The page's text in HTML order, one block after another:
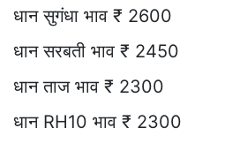
धान सुगंधा भाव ₹ 2600
धान सरबती भाव ₹ 2450
धान ताज भाव ₹ 2300
धान RH10 भाव ₹ 2300